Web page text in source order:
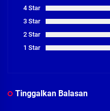
4 Star
3 Star
2 Star
1 Star
Tinggalkan Balasan